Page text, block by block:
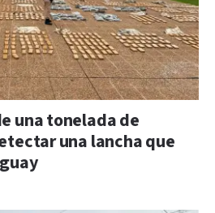
una tonelada de
una lancha que